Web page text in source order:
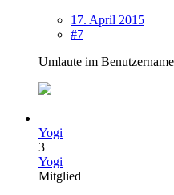
17. April 2015
#7
Umlaute im
Yogi
3
Yogi
Mitglied